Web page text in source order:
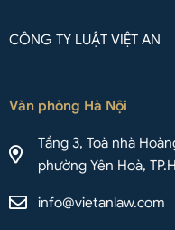
CÔNG TY LUẬT VIỆT AN
Văn phòng Hà Nội
Tầng 3, Toà nhà
phường Yên Hoà,
info@vietanlaw.com